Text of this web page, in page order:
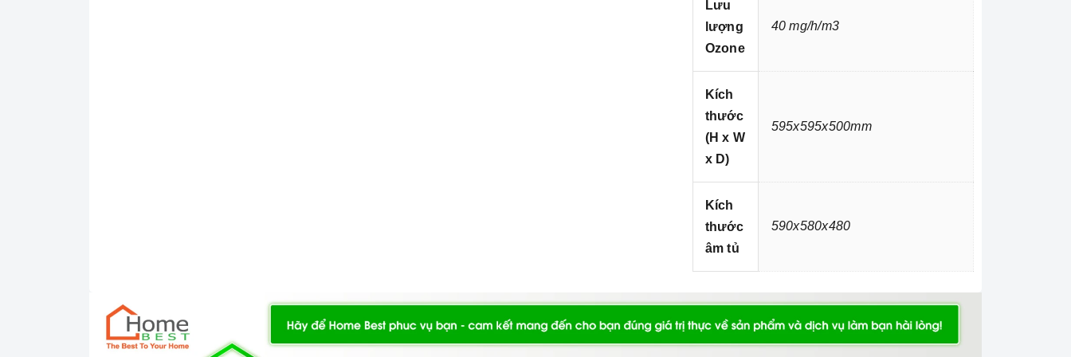
+ Máy sấy tiệt trùng được nhờ chức năng tiệt trùng bằng ozone và nhiệt độ, sử dụng tia UV để sấy
khô và tiệt trùng chén đĩa. Ngoài ra máy còn có chức năng hẹn giờ thuận tiện hơn cho người sử
dụng.
Lưu
lượng
Ozone
40 mg/h/m3
Kích
thước
(H x W
x D)
595x595x500mm
Kích
thước
âm tủ
590x580x480